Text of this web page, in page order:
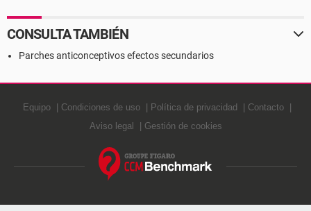
CONSULTA TAMBIÉN
Parches anticonceptivos efectos secundarios
Equipo Condiciones de uso Política de privacidad
Contacto
Aviso legal
Gestión de cookies